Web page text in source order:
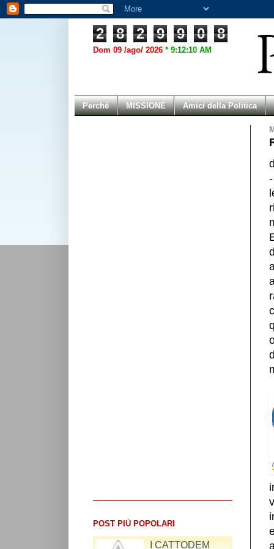
2 8 2 9 9 0 8
Dom 09 /ago/ 2026 * 9:12:10 AM
Perché MISSIONE Amici della Politica
POST PIÙ POPOLARI
RIFLESSIONI SUL